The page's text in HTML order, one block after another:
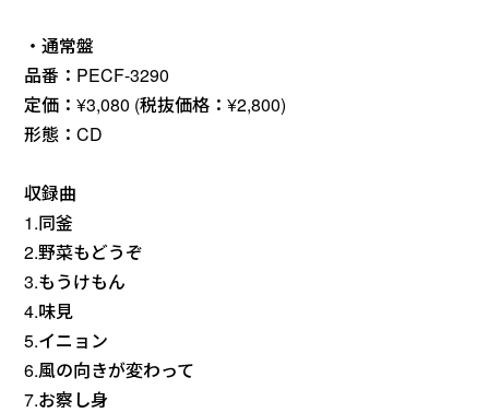
・通常盤
品番：PECF-3290
定価：¥3,080 (税抜価格：¥2,800)
形態：CD
収録曲
1.同釜
2.野菜もどうぞ
3.もうけもん
4.味見
5.イニョン
6.風の向きが変わって
7.お察し身